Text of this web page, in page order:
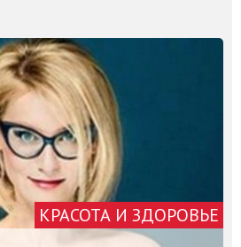
КРАСОТА И ЗДОРОВЬЕ